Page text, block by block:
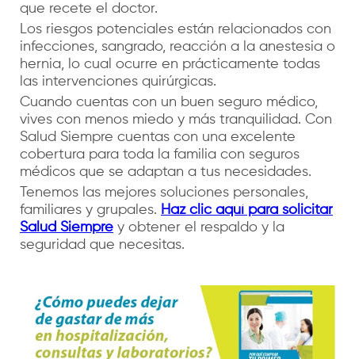
que recete el doctor.
Los riesgos potenciales están relacionados con
infecciones, sangrado, reacción a la anestesia o
hernia, lo cual ocurre en prácticamente todas
las intervenciones quirúrgicas.
Cuando cuentas con un buen seguro médico,
vives con menos miedo y más tranquilidad. Con
Salud Siempre cuentas con una excelente
cobertura para toda la familia con seguros
médicos que se adaptan a tus necesidades.
Tenemos las mejores soluciones personales,
familiares y grupales. Haz clic aquí para solicitar
Salud Siempre y obtener el respaldo y la
seguridad que necesitas.